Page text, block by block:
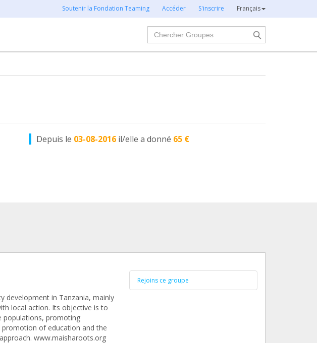
Soutenir la Fondation Teaming Accéder S'inscrire Français
Chercher
Depuis le 03-08-2016 il/elle a donné 65 €
development in Tanzania, mainly
local action. Its objective is to
populations, promoting
of education and the
www.maisharoots.org
Rejoins ce groupe